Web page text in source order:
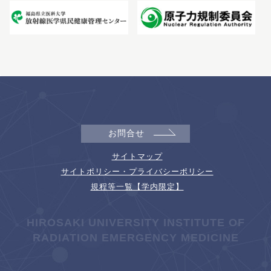
お問合せ
サイトマップ
サイトポリシー・プライバシーポリシー
規程等一覧【学内限定】
HIROSAKI UNIVERSITY INSTITUTE OF
RADIATION EMERGENCY MEDICINE